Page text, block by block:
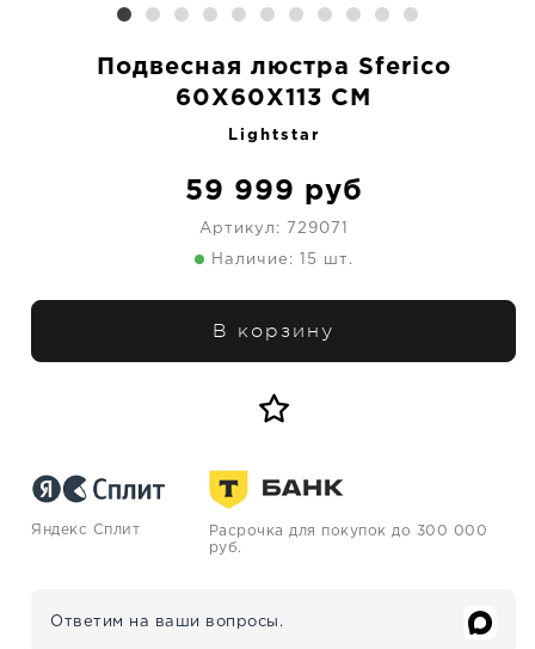
Подвесная люстра Sferico
60X60X113 CM
Lightstar
59 999 руб
Артикул: 729071
Наличие: 15 шт.
В корзину
Яндекс Сплит
Расрочка для покупок до 300 000
руб.
Ответим на ваши вопросы.